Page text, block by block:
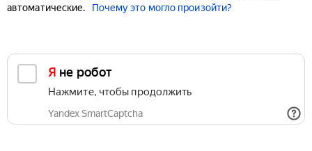
автоматические.
Почему это могло произойти?
Я не робот
Нажмите, чтобы продолжить
Yandex SmartCaptcha